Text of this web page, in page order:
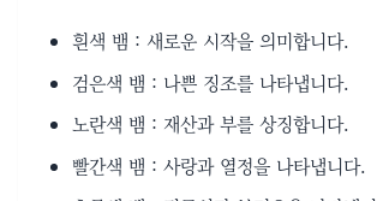
흰색 뱀 : 새로운 시작을 의미합니다.
검은색 뱀 : 나쁜 징조를 나타냅니다.
노란색 뱀 : 재산과 부를 상징합니다.
빨간색 뱀 : 사랑과 열정을 나타냅니다.